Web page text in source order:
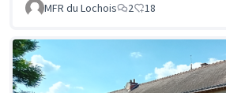
MFR du Lochois
2 18